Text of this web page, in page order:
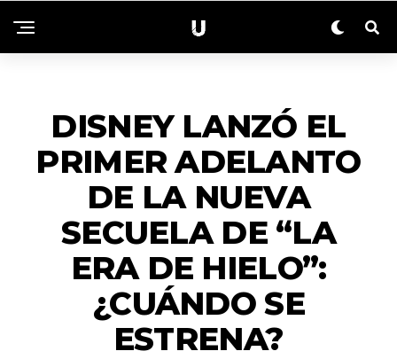
DISNEY LANZÓ EL
PRIMER ADELANTO
DE LA NUEVA
SECUELA DE “LA
ERA DE HIELO”:
¿CUÁNDO SE
ESTRENA?